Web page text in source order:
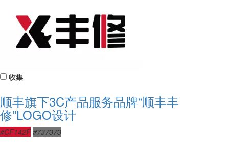
收集
顺丰旗下3C产品服务品牌“顺丰丰
修”LOGO设计
#CF142F #737373